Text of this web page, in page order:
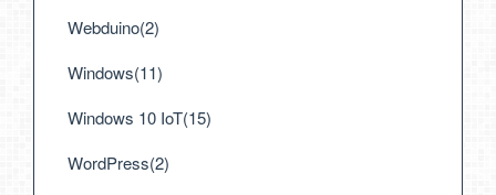
Webduino(2)
Windows(11)
Windows 10 IoT(15)
WordPress(2)